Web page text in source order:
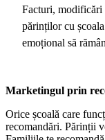
Facturi, modificări
părinților cu
emoțional să
Marketingul prin
Orice școală care
recomandări. Părinții